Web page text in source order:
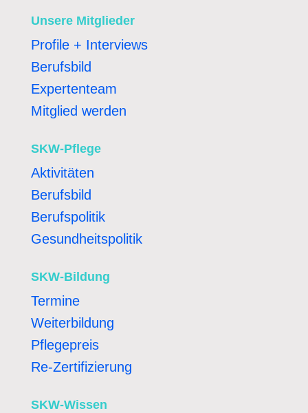
Unsere Mitglieder
Profile + Interviews
Berufsbild
Expertenteam
Mitglied werden
SKW-Pflege
Aktivitäten
Berufsbild
Berufspolitik
Gesundheitspolitik
SKW-Bildung
Termine
Weiterbildung
Pflegepreis
Re-Zertifizierung
SKW-Wissen